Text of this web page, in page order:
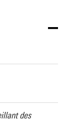
des